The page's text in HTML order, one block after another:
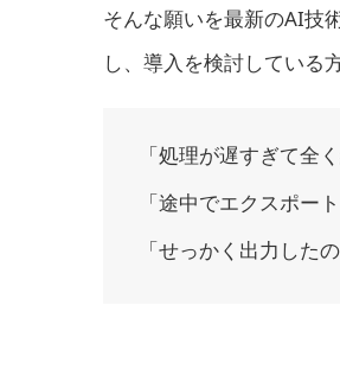
そんな願いを最新のAI技
し、導入を検討している
「処理が遅すぎて全
「途中でエクスポー
「せっかく出力した